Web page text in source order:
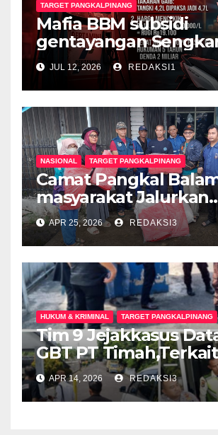
TARGET PANGKALPINANG
Mafia BBM subsidi
gentayangan
Pertalite Pertamini
Yamaha Gear 125,
Diperas, Hukum
Bertindak
JUL 12, 2026 REDAKSI1
NASIONAL TARGET PANGKALPINANG
Camat Pangkal
masyarakat Jalurkan
Bantuan Untuk
masyarakat Terkena
Cuaca Extrim
APR 25, 2026 REDAKSI3
HUKUM & KRIMINAL TARGET PANGKALPINANG
Tim 9 Jejakkasus
GBT PT
Timah Balok Ilegal
Tangkapan Polresta,
Saya Tidak Tahu
APR 14, 2026 REDAKSI3